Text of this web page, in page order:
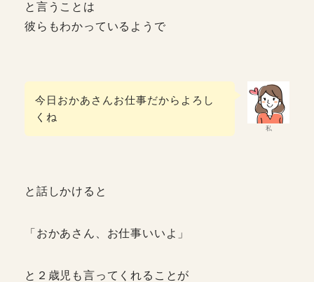
と言うことは
彼らもわかっているようで
私
今日おかあさんお仕事だからよろし
くね
と話しかけると
「おかあさん、お仕事いいよ」
と２歳児も言ってくれることが